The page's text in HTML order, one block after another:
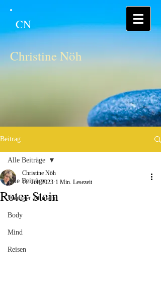
CN
Christine Nöh
Beitrag
Alle Beiträge
Weniger ist mehr
Body
Mind
Reisen
Alle Beiträge
Roter Stein
Christine Nöh
11. Juli 2023 1 Min. Lesezeit